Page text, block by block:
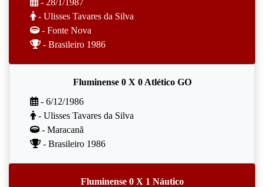
- 28/1/1987
- Ulisses Tavares da Silva
- Fonte Nova
- Brasileiro 1986
Fluminense 0 X 0 Atlético GO
- 6/12/1986
- Ulisses Tavares da Silva
- Maracanã
- Brasileiro 1986
Fluminense 0 X 1 Náutico